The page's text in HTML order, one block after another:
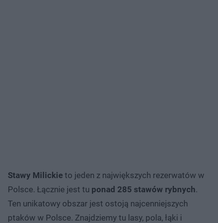
Stawy Milickie to jeden z największych rezerwatów w
Polsce. Łącznie jest tu ponad 285 stawów rybnych.
Ten unikatowy obszar jest ostoją najcenniejszych
ptaków w Polsce. Znajdziemy tu lasy, pola, łąki i